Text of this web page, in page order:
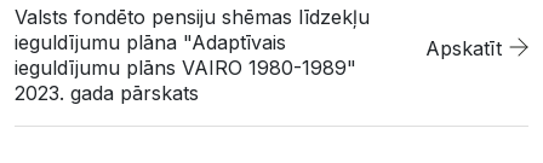
Valsts fondēto pensiju shēmas līdzekļu
ieguldījumu plāna "Adaptīvais
ieguldījumu plāns VAIRO 1980-1989"
2023. gada pārskats
Apskatīt